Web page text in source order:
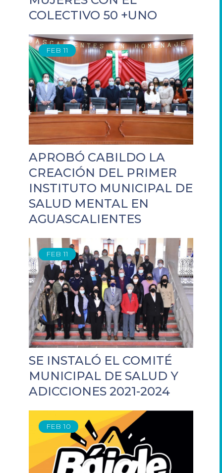
COLECTIVO 50 +UNO
FEB 11
APROBÓ CABILDO LA
CREACIÓN DEL PRIMER
INSTITUTO MUNICIPAL DE
SALUD MENTAL EN
AGUASCALIENTES
FEB 11
SE INSTALÓ EL COMITÉ
MUNICIPAL DE SALUD Y
ADICCIONES 2021-2024
FEB 10